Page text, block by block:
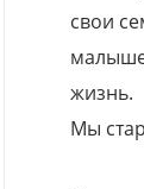
свои
жизнь.
Мы